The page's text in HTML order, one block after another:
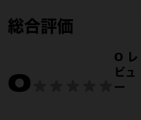
バッテリープラットフォーム
総合評価
0
0 レ
ビュ
ー